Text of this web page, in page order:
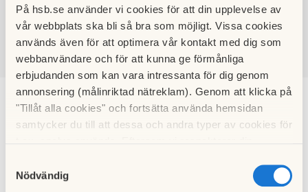
På hsb.se använder vi cookies för att din upplevelse av
vår webbplats ska bli så bra som möjligt. Vissa cookies
används även för att optimera vår kontakt med dig som
webbanvändare och för att kunna ge förmånliga
erbjudanden som kan vara intressanta för dig genom
annonsering (målinriktad nätreklam). Genom att klicka på
"Tillåt alla cookies" och fortsätta använda hemsidan
samtycker du till att dessa och andra typer av cookies för
cookies och välja att endast tillåta ett urval.
Nödvändig
RÖDSTJÄRTEN
SÖK
Batterier
småbatteriinsamling.
I närområdet finns även behållare för batterier vid